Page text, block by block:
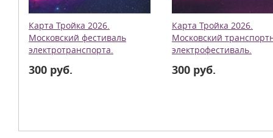
Карта Тройка 2026.
Московский фестиваль
электротранспорта.
300 руб.
Карта Тройка 2026.
Московский
электрофестиваль.
300 руб.